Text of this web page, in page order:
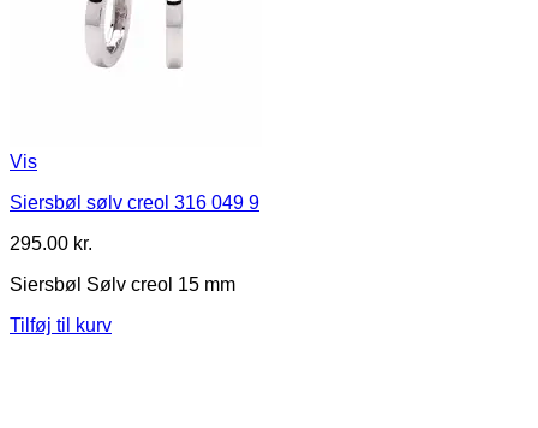
Vis
Siersbøl sølv creol 316 049 9
295.00 kr.
Siersbøl Sølv creol 15 mm
Tilføj til kurv